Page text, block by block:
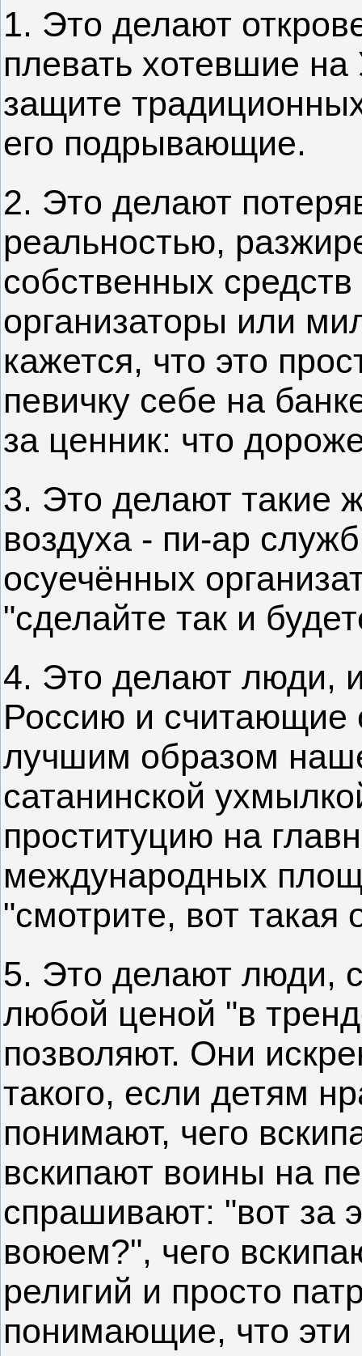
1. Это делают
плевать хотевшие
защите
его подрывающие.
2. Это делают
реальностью,
собственных
организаторы или
кажется, что это
певичку себе на
за ценник: что
3. Это делают такие
воздуха - пи-ар
осуечённых
"сделайте так и
4. Это делают люди,
Россию и считающие
лучшим образом
сатанинской
проституцию на
международных
"смотрите, вот
5. Это делают люди,
любой ценой "в
позволяют. Они
такого, если детям
понимают, чего
вскипают воины на
спрашивают: "вот за
воюем?", чего
религий и просто
понимающие, что